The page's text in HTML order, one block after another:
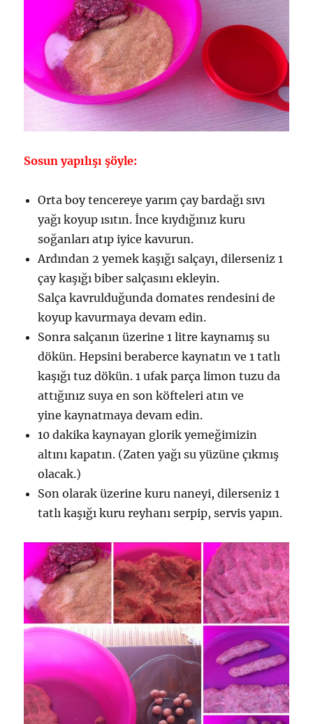
Sosun yapılışı şöyle:
Orta boy tencereye yarım çay bardağı sıvı
yağı koyup ısıtın. İnce kıydığınız kuru
soğanları atıp iyice kavurun.
Ardından 2 yemek kaşığı salçayı, dilerseniz 1
çay kaşığı biber salçasını ekleyin.
Salça kavrulduğunda domates rendesini de
koyup kavurmaya devam edin.
Sonra salçanın üzerine 1 litre kaynamış su
dökün. Hepsini beraberce kaynatın ve 1 tatlı
kaşığı tuz dökün. 1 ufak parça limon tuzu da
attığınız suya en son köfteleri atın ve
yine kaynatmaya devam edin.
10 dakika kaynayan glorik yemeğimizin
altını kapatın. (Zaten yağı su yüzüne çıkmış
olacak.)
Son olarak üzerine kuru naneyi, dilerseniz 1
tatlı kaşığı kuru reyhanı serpip, servis yapın.